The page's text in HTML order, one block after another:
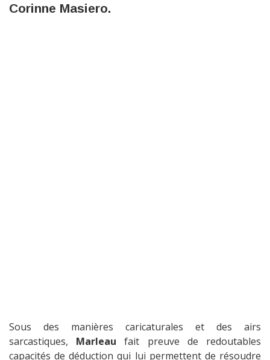
Corinne Masiero.
Sous des manières caricaturales et des airs
sarcastiques, Marleau fait preuve de redoutables
capacités de déduction qui lui permettent de résoudre